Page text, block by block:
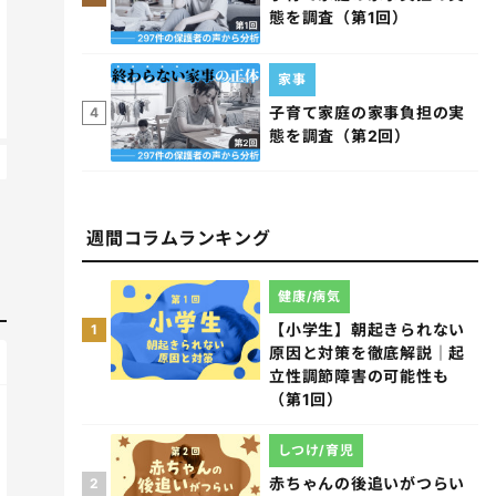
態を調査（第1回）
4
子育て家庭の家事負担の実
態を調査（第2回）
家事
週間コラムランキング
1
【小学生】朝起きられない
原因と対策を徹底解説｜起
立性調節障害の可能性も
（第1回）
健康/病気
2
赤ちゃんの後追いがつらい
しつけ/育児